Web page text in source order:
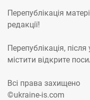
Перепублікація
редакції!
Перепублікація,
містити відкрите
Всі права захищено
©ukraine-is.com